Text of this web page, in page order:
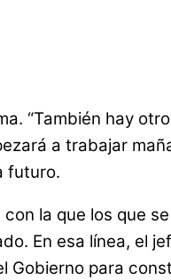
“También hay
a trabajar
futuro.
la que los que
En esa línea, el
Gobierno para